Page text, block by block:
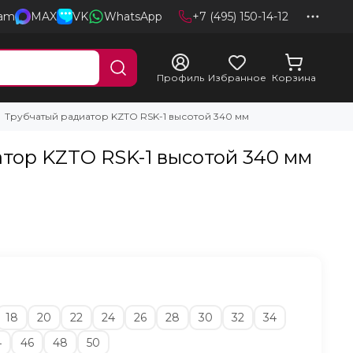
MAX VK WhatsApp +7 (495) 150-14-12
Профиль Избранное Корзина
Трубчатый радиатор KZTO RS‌K-1 высотой 340 мм
KZTO RS‌K-1 высотой 340 мм
18 20 22 24 26 28 30 32
34
46 48 50